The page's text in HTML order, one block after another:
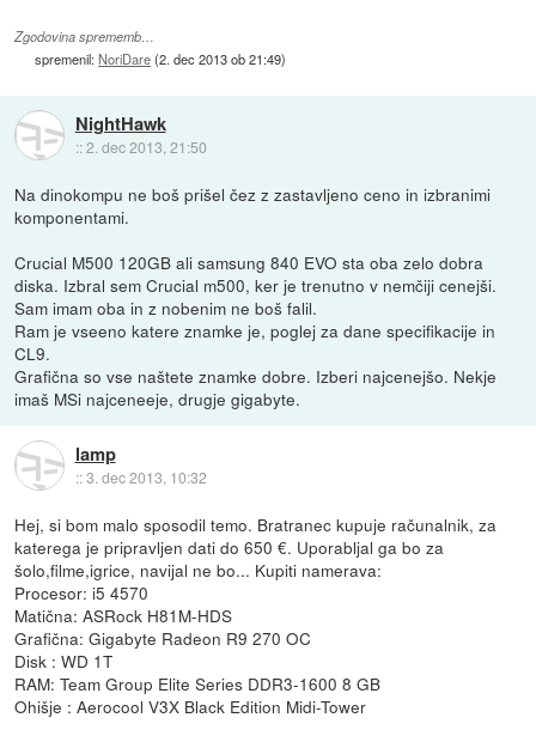
Zgodovina sprememb…
spremenil:NoriDare(2. dec 2013 ob 21:49)
NightHawk
::2. dec 2013, 21:50
Na dinokompu ne boš prišel čez z zastavljeno ceno in izbranimi
komponentami.
Crucial M500 120GB ali samsung 840 EVO sta oba zelo dobra
diska. Izbral sem Crucial m500, ker je trenutno v nemčiji cenejši.
Sam imam oba in z nobenim ne boš falil.
Ram je vseeno katere znamke je, poglej za dane specifikacije in
CL9.
Grafična so vse naštete znamke dobre. Izberi najcenejšo. Nekje
imaš MSi najceneeje, drugje gigabyte.
lamp
::3. dec 2013, 10:32
Hej, si bom malo sposodil temo. Bratranec kupuje računalnik, za
katerega je pripravljen dati do 650 €. Uporabljal ga bo za
šolo,filme,igrice, navijal ne bo... Kupiti namerava:
Procesor: i5 4570
Matična: ASRock H81M-HDS
Grafična: Gigabyte Radeon R9 270 OC
Disk : WD 1T
RAM: Team Group Elite Series DDR3-1600 8 GB
Ohišje : Aerocool V3X Black Edition Midi-Tower